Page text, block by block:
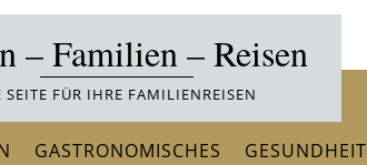
– Familien – Reisen
SEITE FÜR IHRE FAMILIENREISEN
GASTRONOMISCHES GESUNDHEIT